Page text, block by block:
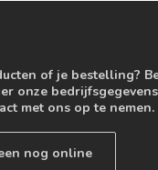
of je bestelling?
onze
met ons op te nemen.
nog online